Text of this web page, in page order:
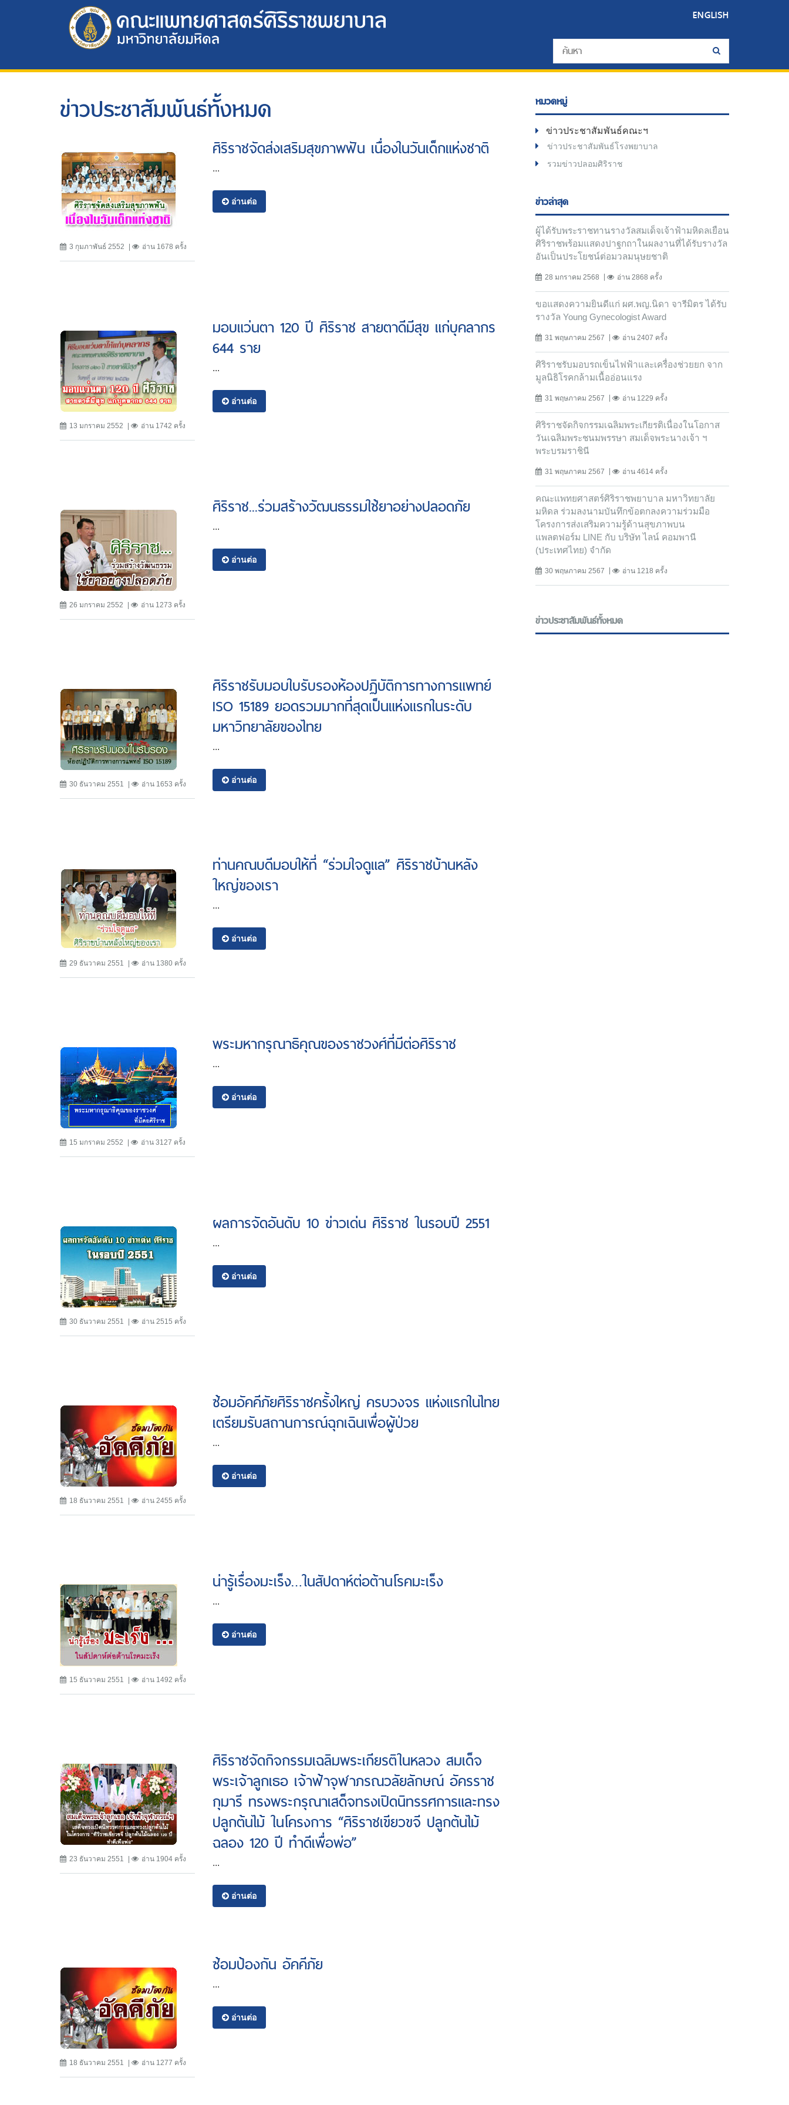
ENGLISH
ข่าวประชาสัมพันธ์ทั้งหมด
3 กุมภาพันธ์ 2552 อ่าน 1678 ครั้ง
ศิริราชจัดส่งเสริมสุขภาพฟัน เนื่องในวันเด็กแห่งชาติ
...
อ่านต่อ
13 มกราคม 2552 อ่าน 1742 ครั้ง
มอบแว่นตา 120 ปี ศิริราช สายตาดีมีสุข แก่บุคลากร
644 ราย
...
อ่านต่อ
26 มกราคม 2552 อ่าน 1273 ครั้ง
ศิริราช...ร่วมสร้างวัฒนธรรมใช้ยาอย่างปลอดภัย
...
อ่านต่อ
30 ธันวาคม 2551 อ่าน 1653 ครั้ง
ศิริราชรับมอบใบรับรองห้องปฏิบัติการทางการแพทย์
ISO 15189 ยอดรวมมากที่สุดเป็นแห่งแรกในระดับ
มหาวิทยาลัยของไทย
...
อ่านต่อ
29 ธันวาคม 2551 อ่าน 1380 ครั้ง
ท่านคณบดีมอบให้ที่ “ร่วมใจดูแล” ศิริราชบ้านหลัง
ใหญ่ของเรา
...
อ่านต่อ
15 มกราคม 2552 อ่าน 3127 ครั้ง
พระมหากรุณาธิคุณของราชวงศ์ที่มีต่อศิริราช
...
อ่านต่อ
30 ธันวาคม 2551 อ่าน 2515 ครั้ง
ผลการจัดอันดับ 10 ข่าวเด่น ศิริราช ในรอบปี 2551
...
อ่านต่อ
18 ธันวาคม 2551 อ่าน 2455 ครั้ง
ซ้อมอัคคีภัยศิริราชครั้งใหญ่ ครบวงจร แห่งแรกในไทย
เตรียมรับสถานการณ์ฉุกเฉินเพื่อผู้ป่วย
...
อ่านต่อ
15 ธันวาคม 2551 อ่าน 1492 ครั้ง
น่ารู้เรื่องมะเร็ง…ในสัปดาห์ต่อต้านโรคมะเร็ง
...
อ่านต่อ
23 ธันวาคม 2551 อ่าน 1904 ครั้ง
ศิริราชจัดกิจกรรมเฉลิมพระเกียรติในหลวง สมเด็จ
พระเจ้าลูกเธอ เจ้าฟ้าจุฬาภรณวลัยลักษณ์ อัครราช
กุมารี ทรงพระกรุณาเสด็จทรงเปิดนิทรรศการและทรง
ปลูกต้นไม้ ในโครงการ “ศิริราชเขียวขจี ปลูกต้นไม้
ฉลอง 120 ปี ทำดีเพื่อพ่อ”
...
อ่านต่อ
18 ธันวาคม 2551 อ่าน 1277 ครั้ง
ซ้อมป้องกัน อัคคีภัย
...
อ่านต่อ
หมวดหมู่
ข่าวประชาสัมพันธ์คณะฯ
ข่าวประชาสัมพันธ์โรงพยาบาล
รวมข่าวปลอมศิริราช
ข่าวล่าสุด
ผู้ได้รับพระราชทานรางวัลสมเด็จเจ้าฟ้ามหิดลเยือน
ศิริราชพร้อมแสดงปาฐกถาในผลงานที่ได้รับรางวัล
อันเป็นประโยชน์ต่อมวลมนุษยชาติ
28 มกราคม 2568 อ่าน 2868 ครั้ง
ขอแสดงความยินดีแก่ ผศ.พญ.นิดา จารีมิตร ได้รับ
รางวัล Young Gynecologist Award
31 พฤษภาคม 2567 อ่าน 2407 ครั้ง
ศิริราชรับมอบรถเข็นไฟฟ้าและเครื่องช่วยยก จาก
มูลนิธิโรคกล้ามเนื้ออ่อนแรง
31 พฤษภาคม 2567 อ่าน 1229 ครั้ง
ศิริราชจัดกิจกรรมเฉลิมพระเกียรติเนื่องในโอกาส
วันเฉลิมพระชนมพรรษา สมเด็จพระนางเจ้า ฯ
พระบรมราชินี
31 พฤษภาคม 2567 อ่าน 4614 ครั้ง
คณะแพทยศาสตร์ศิริราชพยาบาล มหาวิทยาลัย
มหิดล ร่วมลงนามบันทึกข้อตกลงความร่วมมือ
โครงการส่งเสริมความรู้ด้านสุขภาพบน
แพลตฟอร์ม LINE กับ บริษัท ไลน์ คอมพานี
(ประเทศไทย) จํากัด
30 พฤษภาคม 2567 อ่าน 1218 ครั้ง
ข่าวประชาสัมพันธ์ทั้งหมด